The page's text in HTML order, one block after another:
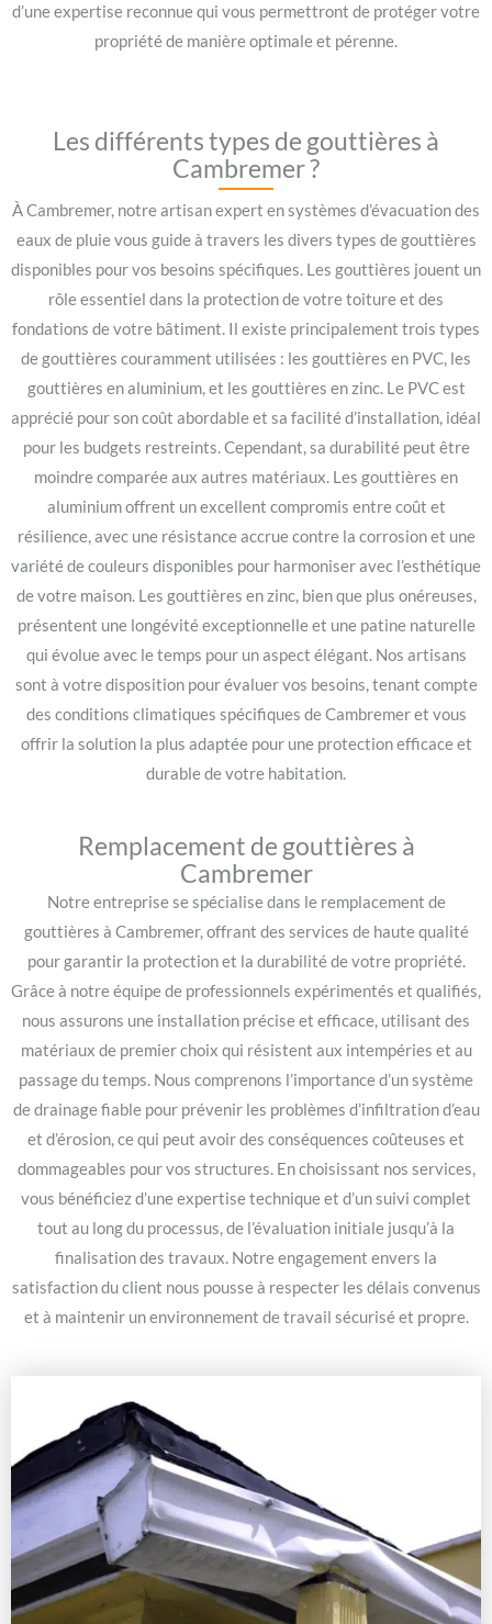
d’une expertise reconnue qui vous permettront de protéger votre
propriété de manière optimale et pérenne.
Les différents types de gouttières à
Cambremer ?
À Cambremer, notre artisan expert en systèmes d’évacuation des
eaux de pluie vous guide à travers les divers types de gouttières
disponibles pour vos besoins spécifiques. Les gouttières jouent un
rôle essentiel dans la protection de votre toiture et des
fondations de votre bâtiment. Il existe principalement trois types
de gouttières couramment utilisées : les gouttières en PVC, les
gouttières en aluminium, et les gouttières en zinc. Le PVC est
apprécié pour son coût abordable et sa facilité d’installation, idéal
pour les budgets restreints. Cependant, sa durabilité peut être
moindre comparée aux autres matériaux. Les gouttières en
aluminium offrent un excellent compromis entre coût et
résilience, avec une résistance accrue contre la corrosion et une
variété de couleurs disponibles pour harmoniser avec l’esthétique
de votre maison. Les gouttières en zinc, bien que plus onéreuses,
présentent une longévité exceptionnelle et une patine naturelle
qui évolue avec le temps pour un aspect élégant. Nos artisans
sont à votre disposition pour évaluer vos besoins, tenant compte
des conditions climatiques spécifiques de Cambremer et vous
offrir la solution la plus adaptée pour une protection efficace et
durable de votre habitation.
Remplacement de gouttières à
Cambremer
Notre entreprise se spécialise dans le remplacement de
gouttières à Cambremer, offrant des services de haute qualité
pour garantir la protection et la durabilité de votre propriété.
Grâce à notre équipe de professionnels expérimentés et qualifiés,
nous assurons une installation précise et efficace, utilisant des
matériaux de premier choix qui résistent aux intempéries et au
passage du temps. Nous comprenons l’importance d’un système
de drainage fiable pour prévenir les problèmes d’infiltration d’eau
et d’érosion, ce qui peut avoir des conséquences coûteuses et
dommageables pour vos structures. En choisissant nos services,
vous bénéficiez d’une expertise technique et d’un suivi complet
tout au long du processus, de l’évaluation initiale jusqu’à la
finalisation des travaux. Notre engagement envers la
satisfaction du client nous pousse à respecter les délais convenus
et à maintenir un environnement de travail sécurisé et propre.